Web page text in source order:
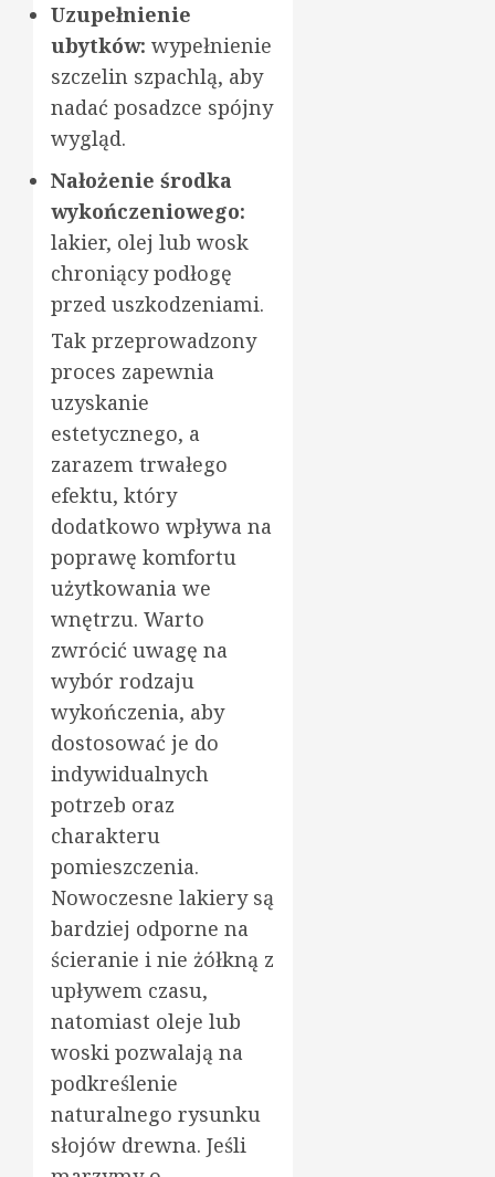
Uzupełnienie
ubytków: wypełnienie
szczelin szpachlą, aby
nadać posadzce spójny
wygląd.
Nałożenie środka
wykończeniowego:
lakier, olej lub wosk
chroniący podłogę
przed uszkodzeniami.
Tak przeprowadzony
proces zapewnia
uzyskanie
estetycznego, a
zarazem trwałego
efektu, który
dodatkowo wpływa na
poprawę komfortu
użytkowania we
wnętrzu. Warto
zwrócić uwagę na
wybór rodzaju
wykończenia, aby
dostosować je do
indywidualnych
potrzeb oraz
charakteru
pomieszczenia.
Nowoczesne lakiery są
bardziej odporne na
ścieranie i nie żółkną z
upływem czasu,
natomiast oleje lub
woski pozwalają na
podkreślenie
naturalnego rysunku
słojów drewna. Jeśli